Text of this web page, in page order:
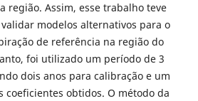
região. Assim, esse trabalho teve
modelos alternativos para o
de referência na região do
foi utilizado um período de 3
dois anos para calibração e um
coeficientes obtidos. O método da